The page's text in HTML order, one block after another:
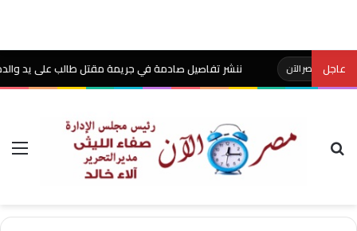
عاجل ننشر تفاصيل صادمة في جريمة مقتل طالب على يد والده بشبين
بحث عن